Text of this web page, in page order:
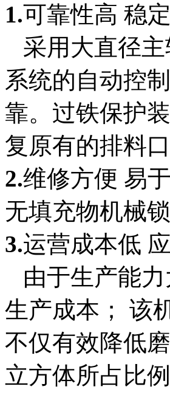
1.可靠性高 稳定
采用大直径主
系统的自动控
靠。过铁保护
复原有的排料
2.维修方便 易于
无填充物机械
3.运营成本低
由于生产能力
生产成本； 该
不仅有效降低
立方体所占比